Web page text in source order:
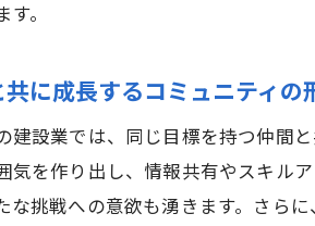
。
に成長するコミュニティの
建設業では、同じ目標を持つ仲間
気を作り出し、情報共有やスキル
な挑戦への意欲も湧きます。さら